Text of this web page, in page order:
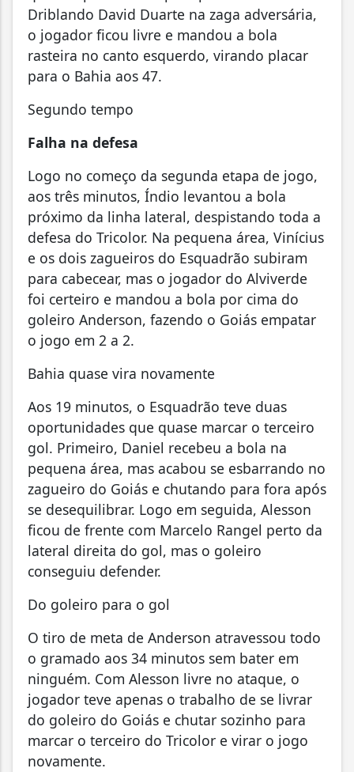
Driblando David Duarte na zaga adversária,
o jogador ficou livre e mandou a bola
rasteira no canto esquerdo, virando placar
para o Bahia aos 47.
Segundo tempo
Falha na defesa
Logo no começo da segunda etapa de jogo,
aos três minutos, Índio levantou a bola
próximo da linha lateral, despistando toda a
defesa do Tricolor. Na pequena área, Vinícius
e os dois zagueiros do Esquadrão subiram
para cabecear, mas o jogador do Alviverde
foi certeiro e mandou a bola por cima do
goleiro Anderson, fazendo o Goiás empatar
o jogo em 2 a 2.
Bahia quase vira novamente
Aos 19 minutos, o Esquadrão teve duas
oportunidades que quase marcar o terceiro
gol. Primeiro, Daniel recebeu a bola na
pequena área, mas acabou se esbarrando no
zagueiro do Goiás e chutando para fora após
se desequilibrar. Logo em seguida, Alesson
ficou de frente com Marcelo Rangel perto da
lateral direita do gol, mas o goleiro
conseguiu defender.
Do goleiro para o gol
O tiro de meta de Anderson atravessou todo
o gramado aos 34 minutos sem bater em
ninguém. Com Alesson livre no ataque, o
jogador teve apenas o trabalho de se livrar
do goleiro do Goiás e chutar sozinho para
marcar o terceiro do Tricolor e virar o jogo
novamente.